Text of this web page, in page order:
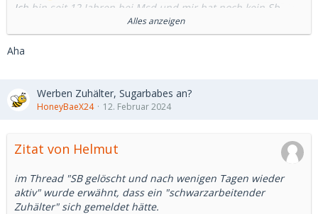
Ich bin seit 12 Jahren bei Msd und mir hat noch kein Sb
weder in Natura noch im chat etwas von Zuhältern erzählt,
klar wird es bestimmt welche geben, eher aber
möchtegerns den Msd eignet sich nicht wirklich gut dafür.
vielen anderen dann eher abstand nehmen, aber jetzt hier
ein großes Problem zu konstruieren halte ich für etwas
Bzw wenn es so einfach geht, werde ich es mal probieren
Alles anzeigen
Aha
Werben Zuhälter, Sugarbabes an?
HoneyBaeX24 12. Februar 2024
Zitat von Helmut
im Thread "SB gelöscht und nach wenigen Tagen wieder
aktiv" wurde erwähnt, dass ein "schwarzarbeitender
Zuhälter" sich gemeldet hätte.